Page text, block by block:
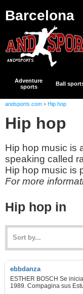
Barcelona
Adventure
sports
Ball
andsports.com > Hip hop
Hip hop
Hip hop music is
speaking called
Hip hop music is
For more
Hip hop in
ebbdanza
ESTHER BOSCH Se
1989. Compagina sus